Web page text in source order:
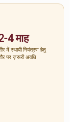
4 माह
में स्थायी नियंत्रण हेतु
पर ज़रूरी अवधि